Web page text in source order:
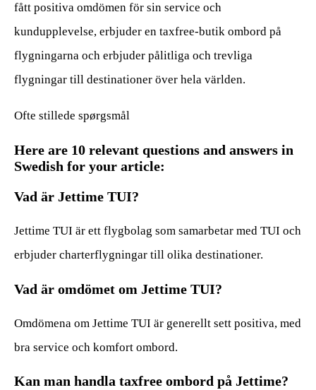
fått positiva omdömen för sin service och
kundupplevelse, erbjuder en taxfree-butik ombord på
flygningarna och erbjuder pålitliga och trevliga
flygningar till destinationer över hela världen.
Ofte stillede spørgsmål
Here are 10 relevant questions and answers in
Swedish for your article:
Vad är Jettime TUI?
Jettime TUI är ett flygbolag som samarbetar med TUI och
erbjuder charterflygningar till olika destinationer.
Vad är omdömet om Jettime TUI?
Omdömena om Jettime TUI är generellt sett positiva, med
bra service och komfort ombord.
Kan man handla taxfree ombord på Jettime?